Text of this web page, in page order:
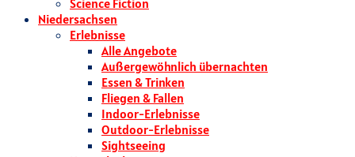
Science Fiction
Niedersachsen
Erlebnisse
Alle Angebote
Außergewöhnlich übernachten
Essen & Trinken
Fliegen & Fallen
Indoor-Erlebnisse
Outdoor-Erlebnisse
Sightseeing